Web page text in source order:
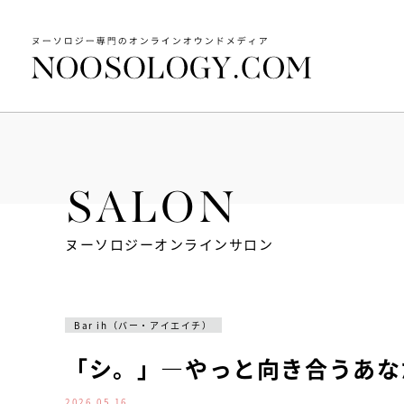
SALON
ヌーソロジーオンラインサロン
Bar ih（バー・アイエイチ）
「シ。」―やっと向き合うあ